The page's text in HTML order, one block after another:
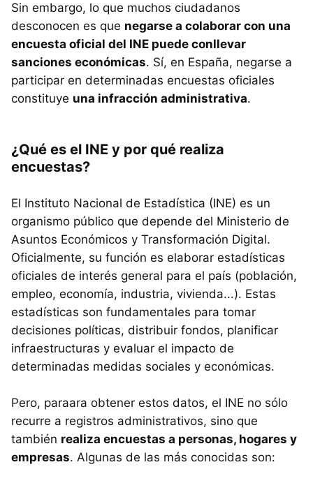
Sin embargo, lo que muchos ciudadanos
desconocen es que negarse a colaborar con una
encuesta oficial del INE puede conllevar
sanciones económicas. Sí, en España, negarse a
participar en determinadas encuestas oficiales
constituye una infracción administrativa.
¿Qué es el INE y por qué realiza
encuestas?
El Instituto Nacional de Estadística (INE) es un
organismo público que depende del Ministerio de
Asuntos Económicos y Transformación Digital.
Oficialmente, su función es elaborar estadísticas
oficiales de interés general para el país (población,
empleo, economía, industria, vivienda...). Estas
estadísticas son fundamentales para tomar
decisiones políticas, distribuir fondos, planificar
infraestructuras y evaluar el impacto de
determinadas medidas sociales y económicas.
Pero, paraara obtener estos datos, el INE no sólo
recurre a registros administrativos, sino que
también realiza encuestas a personas, hogares y
empresas. Algunas de las más conocidas son: